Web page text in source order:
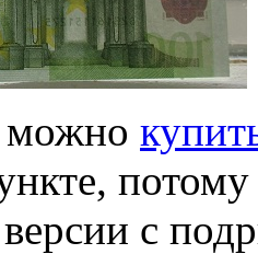
можно
потому
с